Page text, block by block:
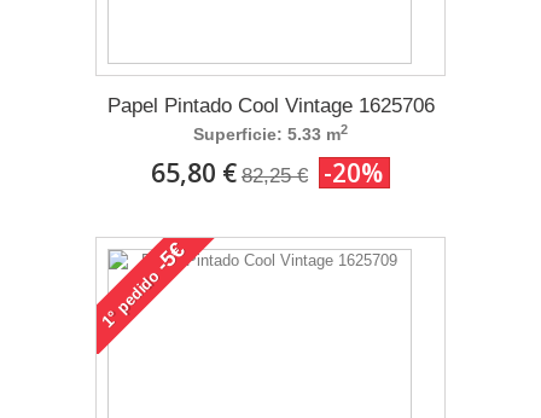
Papel Pintado Cool Vintage 1625706
Superficie: 5.33 m2
65,80 € 82,25 € -20%
1°
pedido
-5€